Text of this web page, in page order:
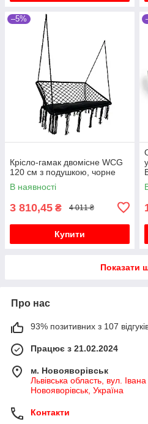
–5%
Крісло-гамак двомісне WCG
120 см з подушкою, чорне
В наявності
3 810,45 ₴ 4 011 ₴
Купити
Показати
Про нас
93% позитивних з 107
Працює з 21.02.2024
м. Новояворівськ
Львівська область, вул.
Новояворівськ, Україна
Контакти